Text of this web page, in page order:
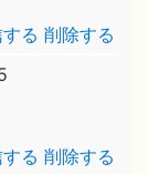
る 削除する
る 削除する